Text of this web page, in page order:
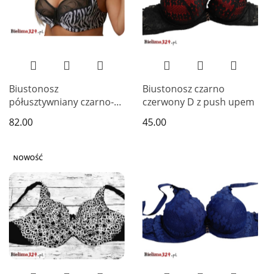
Biustonosz
półusztywniany czarno-
82.00
Biustonosz czarno
czerwony D z push upem
45.00
NOWOŚĆ